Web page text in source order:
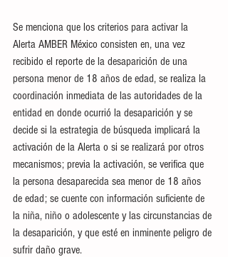
Se menciona que los criterios para activar la
Alerta AMBER México consisten en, una vez
recibido el reporte de la desaparición de una
persona menor de 18 años de edad, se realiza la
coordinación inmediata de las autoridades de la
entidad en donde ocurrió la desaparición y se
decide si la estrategia de búsqueda implicará la
activación de la Alerta o si se realizará por otros
mecanismos; previa la activación, se verifica que
la persona desaparecida sea menor de 18 años
de edad; se cuente con información suficiente de
la niña, niño o adolescente y las circunstancias de
la desaparición, y que esté en inminente peligro de
sufrir daño grave.